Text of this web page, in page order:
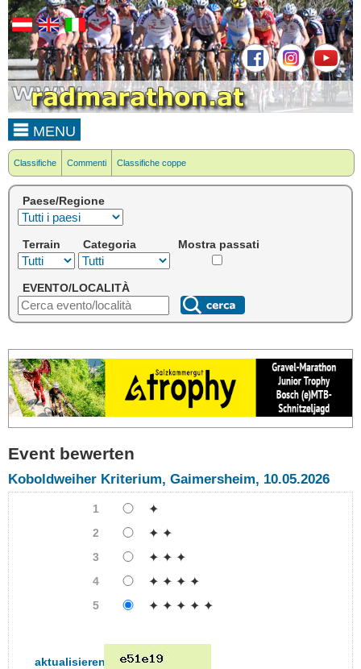
MENU
Classifiche Commenti Classifiche coppe
Paese/Regione
Terrain Categoria Mostra passati
EVENTO/LOCALITÀ
Event bewerten
Koboldweiher Kriterium, Gaimersheim, 10.05.2026
1 ✦
2 ✦ ✦
3 ✦ ✦ ✦
4 ✦ ✦ ✦ ✦
5 ✦ ✦ ✦ ✦ ✦
aktualisieren